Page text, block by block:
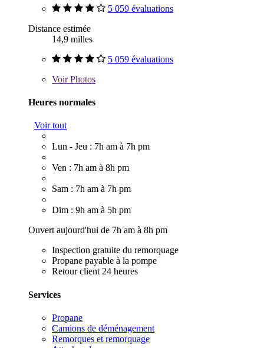
5 059 évaluations
Distance estimée
14,9 milles
5 059 évaluations
VoirPhotos
Heures normales
Voir tout
Lun - Jeu : 7h am à 7h pm
Ven : 7h am à 8h pm
Sam : 7h am à 7h pm
Dim : 9h am à 5h pm
Ouvert aujourd'hui de 7h am à 8h pm
Inspection gratuite du remorquage
Propane payable à la pompe
Retour client 24 heures
Services
Propane
Camions de déménagement
Remorques et remorquage